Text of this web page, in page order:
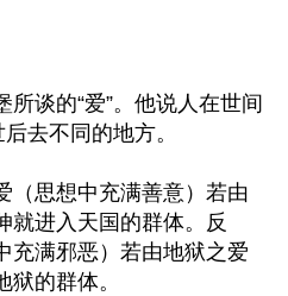
谈的“爱”。他说人在世间
去不同的地方。
（思想中充满善意）若由
就进入天国的群体。反
充满邪恶）若由地狱之爱
的群体。